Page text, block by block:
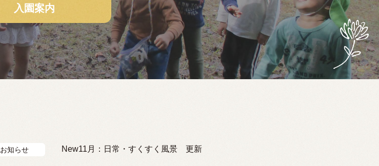
入園案内
お知らせ New11月：日常・すくすく風景 更新